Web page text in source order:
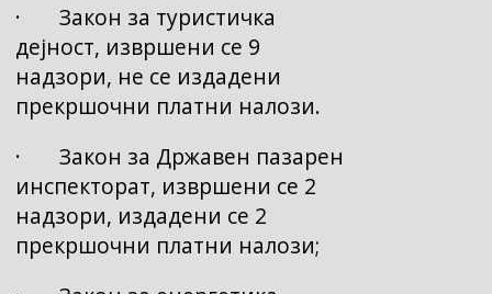
· Закон за туристичка
дејност, извршени се 9
надзори, не се издадени
прекршочни платни налози.
· Закон за Државен пазарен
инспекторат, извршени се 2
надзори, издадени се 2
прекршочни платни налози;